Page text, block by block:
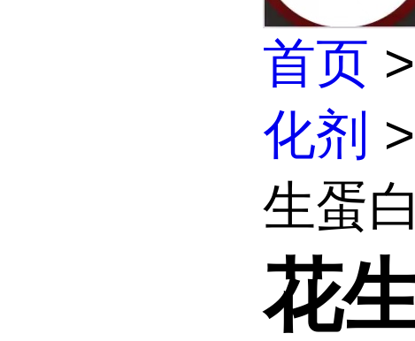
首页 >
化剂
生蛋
花